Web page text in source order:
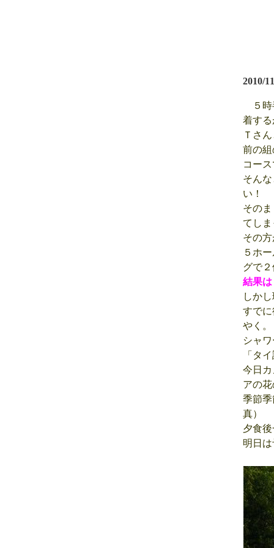
2010/
５
着す
Ｔさ
前の
コー
そん
い！
その
てし
その
５ホ
グで
結果
しか
すで
やく。
シャ
「タ
今日
アの
季節
真）
夕食
明日